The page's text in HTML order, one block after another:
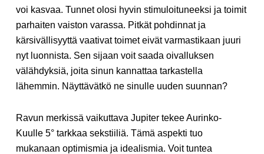
voi kasvaa. Tunnet olosi hyvin stimuloituneeksi ja toimit
parhaiten vaiston varassa. Pitkät pohdinnat ja
kärsivällisyyttä vaativat toimet eivät varmastikaan juuri
nyt luonnista. Sen sijaan voit saada oivalluksen
välähdyksiä, joita sinun kannattaa tarkastella
lähemmin. Näyttävätkö ne sinulle uuden suunnan?
Ravun merkissä vaikuttava Jupiter tekee Aurinko-
Kuulle 5° tarkkaa sekstiiliä. Tämä aspekti tuo
mukanaan optimismia ja idealismia. Voit tuntea